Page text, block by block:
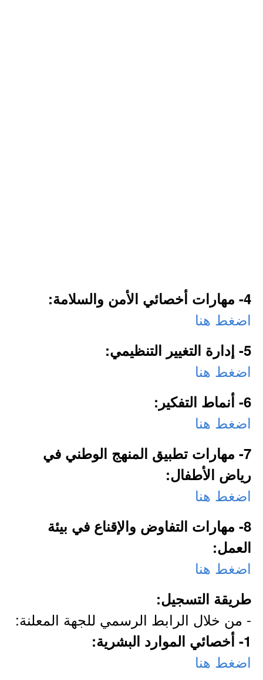
4- مهارات أخصائي الأمن والسلامة:
اضغط هنا
5- إدارة التغيير التنظيمي:
اضغط هنا
6- أنماط التفكير:
اضغط هنا
7- مهارات تطبيق المنهج الوطني في
رياض الأطفال:
اضغط هنا
8- مهارات التفاوض والإقناع في بيئة
العمل:
اضغط هنا
طريقة التسجيل:
- من خلال الرابط الرسمي للجهة المعلنة:
1- أخصائي الموارد البشرية:
اضغط هنا